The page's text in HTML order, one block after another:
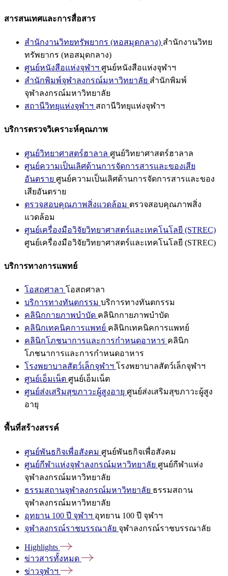
สารสนเทศและการสื่อสาร
สำนักงานวิทยทรัพยากร (หอสมุดกลาง) สำนักงานวิทย
ทรัพยากร (หอสมุดกลาง)
ศูนย์หนังสือแห่งจุฬาฯ ศูนย์หนังสือแห่งจุฬาฯ
สำนักพิมพ์จุฬาลงกรณ์มหาวิทยาลัย สำนักพิมพ์
จุฬาลงกรณ์มหาวิทยาลัย
สถานีวิทยุแห่งจุฬาฯ สถานีวิทยุแห่งจุฬาฯ
บริการตรวจวิเคราะห์คุณภาพ
ศูนย์วิทยาศาสตร์ฮาลาล ศูนย์วิทยาศาสตร์ฮาลาล
ศูนย์ความเป็นเลิศด้านการจัดการสารและของเสีย
อันตราย ศูนย์ความเป็นเลิศด้านการจัดการสารและของ
เสียอันตราย
ตรวจสอบคุณภาพสิ่งแวดล้อม ตรวจสอบคุณภาพสิ่ง
แวดล้อม
ศูนย์เครื่องมือวิจัยวิทยาศาสตร์และเทคโนโลยี (STREC)
ศูนย์เครื่องมือวิจัยวิทยาศาสตร์และเทคโนโลยี (STREC)
บริการทางการแพทย์
โอสถศาลา โอสถศาลา
บริการทางทันตกรรม บริการทางทันตกรรม
คลินิกกายภาพบำบัด คลินิกกายภาพบำบัด
คลินิกเทคนิคการแพทย์ คลินิกเทคนิคการแพทย์
คลินิกโภชนาการและการกำหนดอาหาร คลินิก
โภชนาการและการกำหนดอาหาร
โรงพยาบาลสัตว์เล็กจุฬาฯ โรงพยาบาลสัตว์เล็กจุฬาฯ
ศูนย์เอ็มเน็ต ศูนย์เอ็มเน็ต
ศูนย์ส่งเสริมสุขภาวะผู้สูงอายุ ศูนย์ส่งเสริมสุขภาวะผู้สูง
อายุ
พื้นที่สร้างสรรค์
ศูนย์พันธกิจเพื่อสังคม ศูนย์พันธกิจเพื่อสังคม
ศูนย์กีฬาแห่งจุฬาลงกรณ์มหาวิทยาลัย ศูนย์กีฬาแห่ง
จุฬาลงกรณ์มหาวิทยาลัย
ธรรมสถานจุฬาลงกรณ์มหาวิทยาลัย ธรรมสถาน
จุฬาลงกรณ์มหาวิทยาลัย
อุทยาน 100 ปี จุฬาฯ อุทยาน 100 ปี จุฬาฯ
จุฬาลงกรณ์ราชบรรณาลัย จุฬาลงกรณ์ราชบรรณาลัย
Highlights
ข่าวสารทั้งหมด
ข่าวจุฬาฯ